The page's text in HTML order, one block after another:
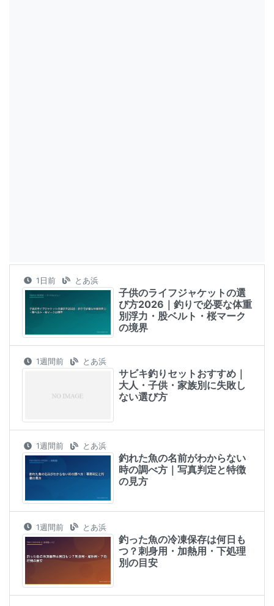
1日前 とあ浜
子供のライフジャケットの選
び方2026｜釣りで必要な体重
別浮力・股ベルト・桜マーク
の境界
1週間前 とあ浜
サビキ釣りセットおすすめ｜
大人・子供・家族別に失敗し
ない選び方
1週間前 とあ浜
釣れた魚の名前がわからない
時の調べ方｜写真判定と特徴
の見方
1週間前 とあ浜
釣った魚の冷凍保存は何日も
つ？刺身用・加熱用・下処理
別の目安